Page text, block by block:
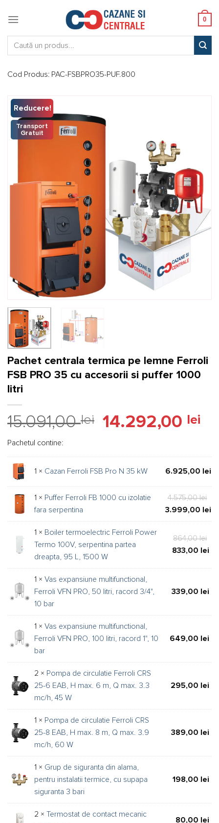
0
Cod Produs: PAC-FSBPRO35-PUF.800
Reducere!
Transport
Gratuit
Pachet centrala termica pe lemne Ferroli
FSB PRO 35 cu accesorii si puffer 1000
litri
15.091,00lei
Prețul
inițial
fost:
15.091,00 lei.
14.292,00 lei
Pachetul contine:
1 × Cazan Ferroli FSB Pro N 35 kW 6.925,00 lei
1 × Puffer Ferroli FB 1000 cu izolatie
fara serpentina
4.575,00lei
a
3.999,00
lei
1 × Boiler termoelectric Ferroli Power
Termo 100V, serpentina partea
dreapta, 95 L, 1500 W
864,00lei
833,00 lei
1 × Vas expansiune multifunctional,
Ferroli VFN PRO, 50 litri, racord 3/4",
10 bar
339,00 lei
1 × Vas expansiune multifunctional,
Ferroli VFN PRO, 100 litri, racord 1", 10
bar
649,00 lei
2 × Pompa de circulatie Ferroli CRS
25-6 EAB, H max. 6 m, Q max. 3.3
mc/h, 45 W
295,00 lei
1 × Pompa de circulatie Ferroli CRS
25-8 EAB, H max. 8 m, Q max. 3.9
mc/h, 60 W
389,00 lei
1 × Grup de siguranta din alama,
pentru instalatii termice, cu supapa
siguranta 3 bari
198,00 lei
2 × Termostat de contact mecanic
80,00 lei